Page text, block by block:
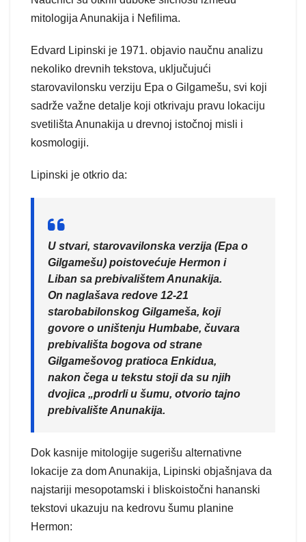
mitologija Anunakija i Nefilima.
Edvard Lipinski je 1971. objavio naučnu analizu
nekoliko drevnih tekstova, uključujući
starovavilonsku verziju Epa o Gilgamešu, svi koji
sadrže važne detalje koji otkrivaju pravu lokaciju
svetilišta Anunakija u drevnoj istočnoj misli i
kosmologiji.
Lipinski je otkrio da:
U stvari, starovavilonska verzija (Epa o
Gilgamešu) poistovećuje Hermon i
Liban sa prebivalištem Anunakija.
On naglašava redove 12-21
starobabilonskog Gilgameša, koji
govore o uništenju Humbabe, čuvara
prebivališta bogova od strane
Gilgamešovog pratioca Enkidua,
nakon čega u tekstu stoji da su njih
dvojica „prodrli u šumu, otvorio tajno
prebivalište Anunakija.
Dok kasnije mitologije sugerišu alternativne
lokacije za dom Anunakija, Lipinski objašnjava da
najstariji mesopotamski i bliskoistočni hananski
tekstovi ukazuju na kedrovu šumu planine
Hermon: